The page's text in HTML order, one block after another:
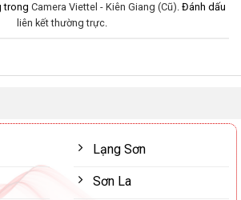
trong Camera Viettel - Kiên Giang (Cũ). Đánh dấu
liên kết thường trực.
Lạng Sơn
Sơn La